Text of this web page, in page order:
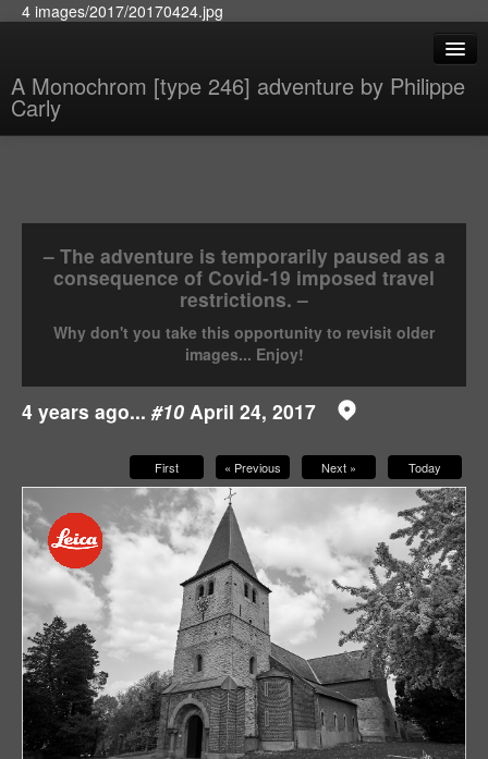
4 images/2017/20170424.jpg
A Monochrom [type 246] adventure by Philippe
Carly
– The adventure is temporarily paused as a
consequence of Covid-19 imposed travel
restrictions. –
Why don't you take this opportunity to revisit older
images... Enjoy!
4 years ago... #10 April 24, 2017
First « Previous Next » Today